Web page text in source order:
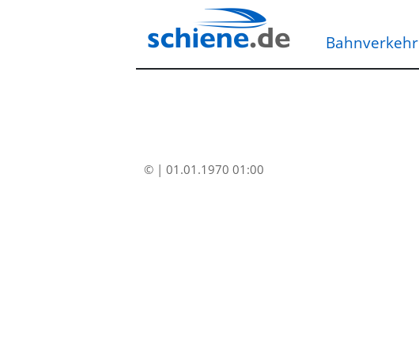
Bahnverkehr
© | 01.01.1970 01:00